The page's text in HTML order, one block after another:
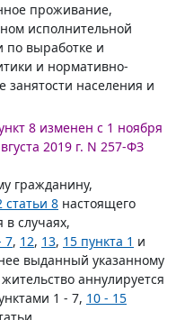
проживание,
исполнительной
выработке и
и нормативно-
занятости населения и
8 изменен с 1 ноября
2019 г. N 257-ФЗ
гражданину,
статьи 8 настоящего
в случаях,
7, 12, 13, 15 пункта 1 и
выданный указанному
аннулируется
1 - 7, 10 - 15